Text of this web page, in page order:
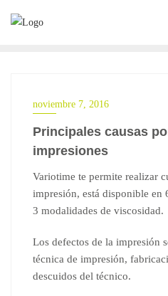
noviembre 7, 2016
Principales causas
impresiones
Variotime te permite realizar
impresión, está disponible en
3 modalidades de viscosidad.
Los defectos de la impresión
técnica de impresión,
descuidos del técnico.